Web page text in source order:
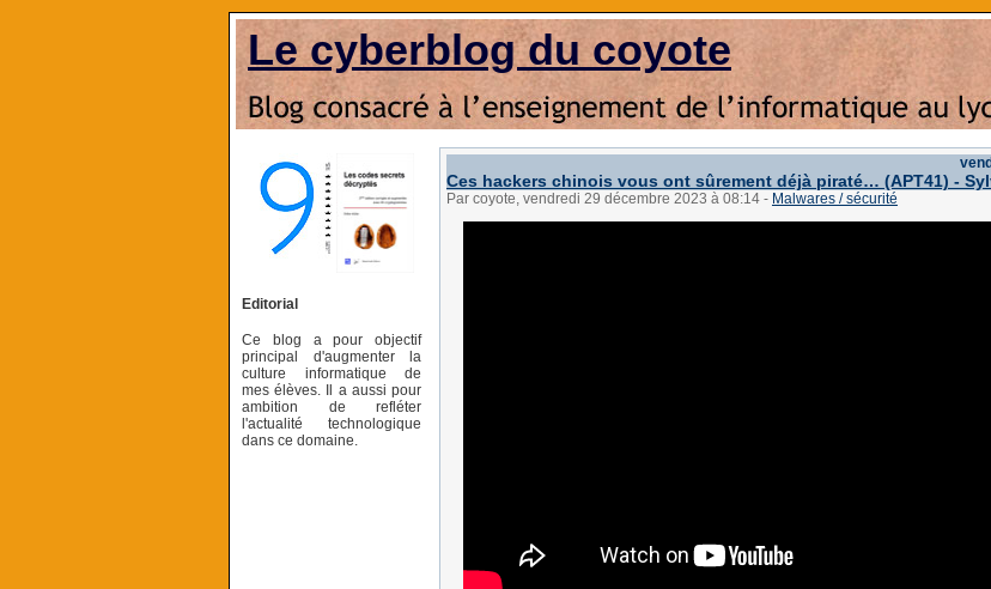
Le cyberblog du coyote
Editorial
Ce blog a pour objectif
principal d'augmenter la
culture informatique de
mes élèves. Il a aussi pour
ambition de refléter
l'actualité technologique
dans ce domaine.
Ces hackers chinois vous ont sûrement déjà piraté… (APT41) -
Par coyote, vendredi 29 décembre 2023 à 08:14 - Malwares / sécurité